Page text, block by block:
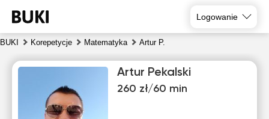
Logowanie
BUKI Korepetycje Matematyka Artur P.
Artur Pekalski
260 zł/60 min